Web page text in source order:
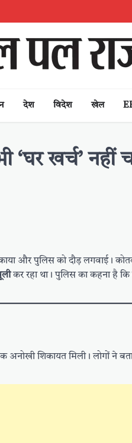
देश विदेश खेल
खर्च’ नहीं
और पुलिस को दौड़ लगवाई।
कर रहा था। पुलिस का कहना है कि
शिकायत मिली। लोगों ने